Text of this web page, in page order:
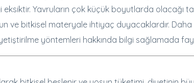
eksiktir. Yavruların çok küçük boyutlarda olacağı
ve bitkisel materyale ihtiyaç duyacaklardır.
yöntemleri hakkında bilgi sağlamada